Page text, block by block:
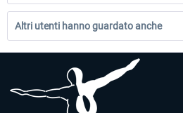
Altri utenti hanno guardato anche